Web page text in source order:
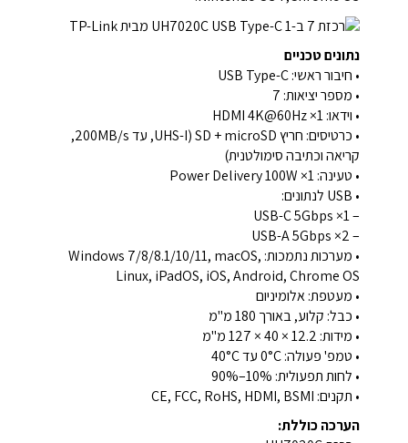
נתונים טכניים
• חיבור ראשי: USB Type-C
• מספר יציאות: 7
• וידאו: 1× HDMI 4K@60Hz
• כרטיסים: חריץ SD + microSD (UHS-I, עד 200MB/s,
קריאה וכתיבה סימולטנית)
• טעינה: 1× Power Delivery 100W
• USB לנתונים:
– 1× USB-C 5Gbps
– 2× USB-A 5Gbps
• מערכות נתמכות: Windows 7/8/8.1/10/11, macOS,
Linux, iPadOS, iOS, Android, Chrome OS
• מעטפת: אלומיניום
• כבל: קלוע, באורך 180 מ"מ
• מידות: ‎127 × 40 × 12.2 מ"מ
• טמפ' פעולה: ‎0°C עד 40°C
• לחות תפעולית: 10%–90%
• תקנים: CE, FCC, RoHS, HDMI, BSMI
הערכה כוללת: